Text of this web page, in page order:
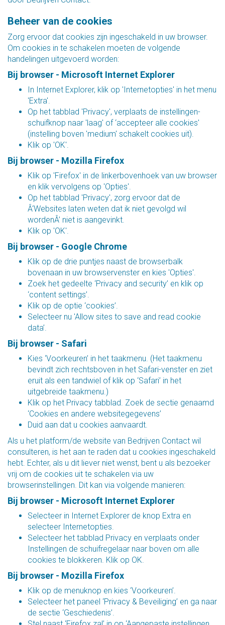
Beheer van de cookies
Zorg ervoor dat cookies zijn ingeschakeld in uw browser.
Om cookies in te schakelen moeten de volgende
handelingen uitgevoerd worden:
Bij browser - Microsoft Internet Explorer
In Internet Explorer, klik op 'Internetopties' in het menu
'Extra'.
Op het tabblad 'Privacy', verplaats de instellingen-
schuifknop naar 'laag' of ‘accepteer alle cookies'
(instelling boven 'medium' schakelt cookies uit).
Klik op 'OK'.
Bij browser - Mozilla Firefox
Klik op 'Firefox' in de linkerbovenhoek van uw browser
en klik vervolgens op 'Opties'.
Op het tabblad 'Privacy', zorg ervoor dat de
Â‘Websites laten weten dat ik niet gevolgd wil
wordenÂ’ niet is aangevinkt.
Klik op 'OK'.
Bij browser - Google Chrome
Klik op de drie puntjes naast de browserbalk
bovenaan in uw browservenster en kies 'Opties'.
Zoek het gedeelte ‘Privacy and security’ en klik op
‘content settings’.
Klik op de optie ‘cookies’.
Selecteer nu 'Allow sites to save and read cookie
data’.
Bij browser - Safari
Kies ‘Voorkeuren’ in het taakmenu. (Het taakmenu
bevindt zich rechtsboven in het Safari-venster en ziet
eruit als een tandwiel of klik op ‘Safari’ in het
uitgebreide taakmenu.)
Klik op het Privacy tabblad. Zoek de sectie genaamd
‘Cookies en andere websitegegevens’
Duid aan dat u cookies aanvaardt.
Als u het platform/de website van Bedrijven Contact wil
consulteren, is het aan te raden dat u cookies ingeschakeld
hebt. Echter, als u dit liever niet wenst, bent u als bezoeker
vrij om de cookies uit te schakelen via uw
browserinstellingen. Dit kan via volgende manieren:
Bij browser - Microsoft Internet Explorer
Selecteer in Internet Explorer de knop Extra en
selecteer Internetopties.
Selecteer het tabblad Privacy en verplaats onder
Instellingen de schuifregelaar naar boven om alle
cookies te blokkeren. Klik op OK.
Bij browser - Mozilla Firefox
Klik op de menuknop en kies ‘Voorkeuren’.
Selecteer het paneel ‘Privacy & Beveiliging’ en ga naar
de sectie ‘Geschiedenis’.